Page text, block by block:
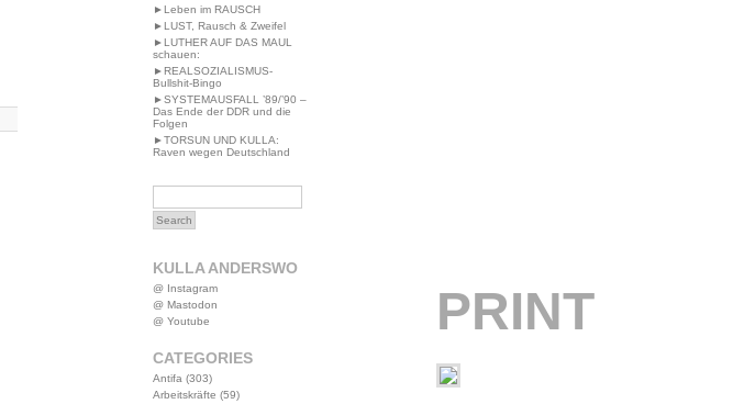
►Leben im RAUSCH
►LUST, Rausch & Zweifel
►LUTHER AUF DAS MAUL
schauen:
►REALSOZIALISMUS-
Bullshit-Bingo
►SYSTEMAUSFALL ’89/’90 –
Das Ende der DDR und die
Folgen
►TORSUN UND KULLA:
Raven wegen Deutschland
KULLA ANDERSWO
@ Instagram
@ Mastodon
@ Youtube
CATEGORIES
Antifa (303)
Arbeitskräfte (59)
PRINT